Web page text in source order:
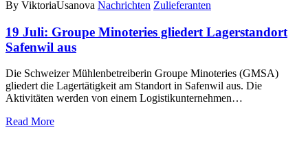
By ViktoriaUsanova Nachrichten Zulieferanten
19 Juli: Groupe Minoteries gliedert Lagerstandort
Safenwil aus
Die Schweizer Mühlenbetreiberin Groupe Minoteries (GMSA)
gliedert die Lagertätigkeit am Standort in Safenwil aus. Die
Aktivitäten werden von einem Logistikunternehmen…
Read More